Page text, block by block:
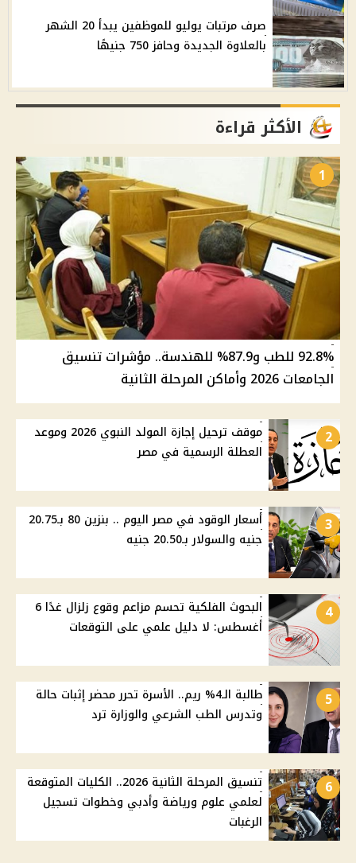
صرف مرتبات يوليو للموظفين يبدأ 20 الشهر
بالعلاوة الجديدة وحافز 750 جنيهًا
الأكثر قراءة
1
92.8% للطب و87.9% للهندسة.. مؤشرات تنسيق
الجامعات 2026 وأماكن المرحلة الثانية
2
موقف ترحيل إجازة المولد النبوي 2026 وموعد
العطلة الرسمية في مصر
3
أسعار الوقود في مصر اليوم .. بنزين 80 بـ20.75
جنيه والسولار بـ20.50 جنيه
4
البحوث الفلكية تحسم مزاعم وقوع زلزال غدًا 6
أغسطس: لا دليل علمي على التوقعات
5
طالبة الـ4% ريم.. الأسرة تحرر محضر إثبات حالة
وتدرس الطب الشرعي والوزارة ترد
6
تنسيق المرحلة الثانية 2026.. الكليات المتوقعة
لعلمي علوم ورياضة وأدبي وخطوات تسجيل
الرغبات